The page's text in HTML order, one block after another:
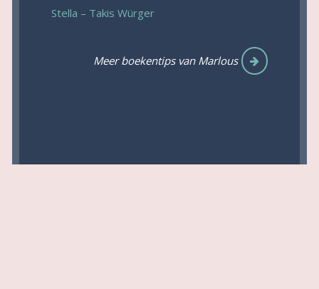
Stella – Takis Würger
Meer boekentips van Marlous